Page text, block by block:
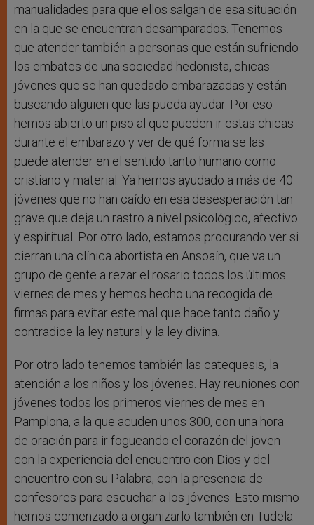
manualidades para que ellos salgan de esa situación
en la que se encuentran desamparados. Tenemos
que atender también a personas que están sufriendo
los embates de una sociedad hedonista, chicas
jóvenes que se han quedado embarazadas y están
buscando alguien que las pueda ayudar. Por eso
hemos abierto un piso al que pueden ir estas chicas
durante el embarazo y ver de qué forma se las
puede atender en el sentido tanto humano como
cristiano y material. Ya hemos ayudado a más de 40
jóvenes que no han caído en esa desesperación tan
grave que deja un rastro a nivel psicológico, afectivo
y espiritual. Por otro lado, estamos procurando ver si
cierran una clínica abortista en Ansoaín, que va un
grupo de gente a rezar el rosario todos los últimos
viernes de mes y hemos hecho una recogida de
firmas para evitar este mal que hace tanto daño y
contradice la ley natural y la ley divina.
Por otro lado tenemos también las catequesis, la
atención a los niños y los jóvenes. Hay reuniones con
jóvenes todos los primeros viernes de mes en
Pamplona, a la que acuden unos 300, con una hora
de oración para ir fogueando el corazón del joven
con la experiencia del encuentro con Dios y del
encuentro con su Palabra, con la presencia de
confesores para escuchar a los jóvenes. Esto mismo
hemos comenzado a organizarlo también en Tudela